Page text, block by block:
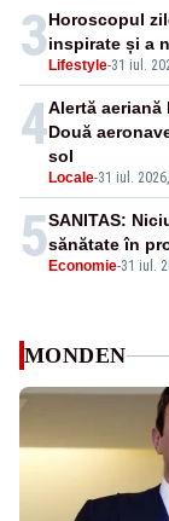
3 Lifestyle-31 iul.
Horoscopul
inspirate și a
4
Locale-31 iul.
Alertă aeriană
Două
sol
5 Economie-31 iul.
SANITAS:
sănătate în
MONDEN